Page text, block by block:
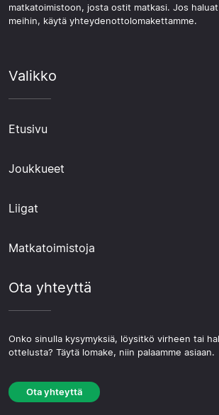
matkatoimistoon, josta ostit matkasi. Jos
meihin, käytä yhteydenottolomakettamme.
Valikko
Etusivu
Joukkueet
Liigat
Matkatoimistoja
Ota yhteyttä
Onko sinulla kysymyksiä, löysitkö virheen tai
ottelusta? Täytä lomake, niin palaamme asiaan.
Ota yhteyttä